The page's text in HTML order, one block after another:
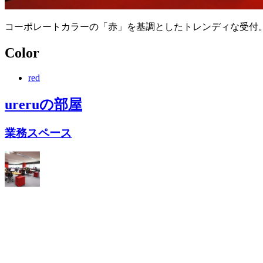
コーポレートカラーの「赤」を基調としたトレンディな受付
Color
red
ureruの部屋
業務スペース